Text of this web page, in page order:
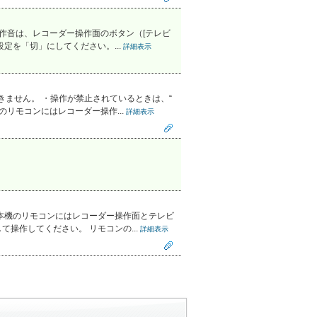
音は、レコーダー操作面のボタン（[テレビ
を「切」にしてください。... 詳細表示
せん。 ・操作が禁止されているときは、“
リモコンにはレコーダー操作... 詳細表示
のリモコンにはレコーダー操作面とテレビ
操作してください。 リモコンの... 詳細表示